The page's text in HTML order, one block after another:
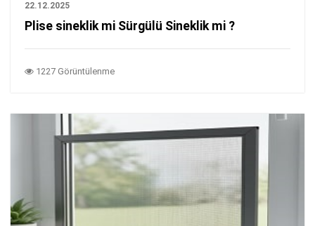
22.12.2025
Plise sineklik mi Sürgülü Sineklik mi ?
1227 Görüntülenme